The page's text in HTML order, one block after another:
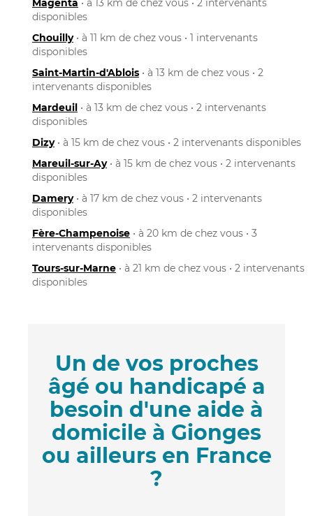
Magenta • à 13 km de chez vous • 2 intervenants
disponibles
Chouilly• à 11 km de chez vous • 1 intervenants
disponibles
Saint-Martin-d'Ablois • à 13 km de chez vous • 2
intervenants disponibles
Mardeuil • à 13 km de chez vous • 2 intervenants
disponibles
Dizy• à 15 km de chez vous • 2 intervenants disponibles
Mareuil-sur-Ay• à 15 km de chez vous • 2 intervenants
disponibles
Damery• à 17 km de chez vous • 2 intervenants
disponibles
Fère-Champenoise • à 20 km de chez vous • 3
intervenants disponibles
Tours-sur-Marne • à 21 km de chez vous • 2 intervenants
disponibles
Un de vos proches
âgé ou handicapé a
besoin d'une aide à
domicile à Gionges
ou ailleurs en France
?